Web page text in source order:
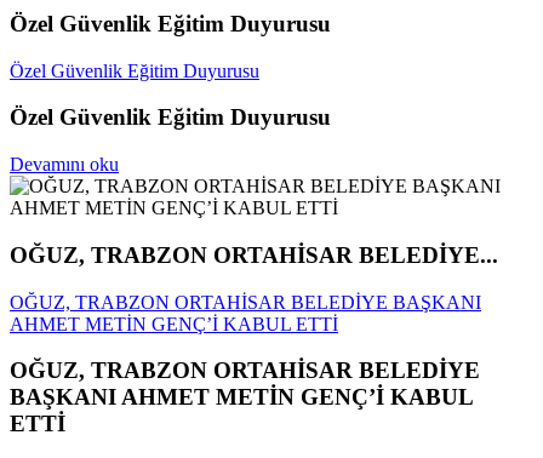
Özel Güvenlik Eğitim Duyurusu
Özel Güvenlik Eğitim Duyurusu
Özel Güvenlik Eğitim Duyurusu
Devamını oku
OĞUZ, TRABZON ORTAHİSAR BELEDİYE...
OĞUZ, TRABZON ORTAHİSAR BELEDİYE BAŞKANI
AHMET METİN GENÇ’İ KABUL ETTİ
OĞUZ, TRABZON ORTAHİSAR BELEDİYE
BAŞKANI AHMET METİN GENÇ’İ KABUL
ETTİ